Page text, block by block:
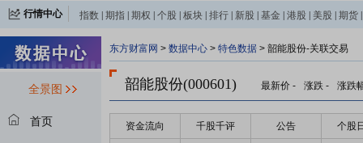
行情中心 指数 期指 期权 个股 板块 排行 新股 基金 港股 美股 期货
全景图
首页
东方财富网 > 数据中心 > 特色数据 > 韶能股份-关联交易
韶能股份(000601) 最新价 - 涨跌 - 涨跌
资金流向 千股千评 公告 个股